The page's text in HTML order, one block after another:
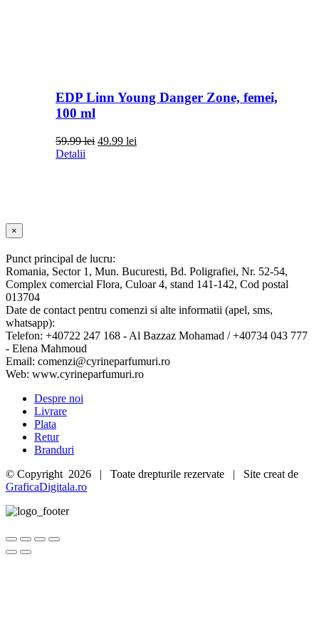
EDP Linn Young Danger Zone, femei,
100 ml
59.99lei Prețul
49.99 leiPrețul
Detalii
Close
product
view
×
Punct principal de lucru:
Romania, Sector 1, Mun. Bucuresti, Bd. Poligrafiei, Nr. 52-54,
Complex comercial Flora, Culoar 4, stand 141-142, Cod postal
013704
Date de contact pentru comenzi si alte informatii (apel, sms,
whatsapp):
Telefon: +40722 247 168 - Al Bazzaz Mohamad / +40734 043 777
- Elena Mahmoud
Email: comenzi@cyrineparfumuri.ro
Web: www.cyrineparfumuri.ro
Despre noi
Livrare
Plata
Retur
Branduri
© Copyright 2026 | Toate drepturile rezervate | Site creat de
GraficaDigitala.ro